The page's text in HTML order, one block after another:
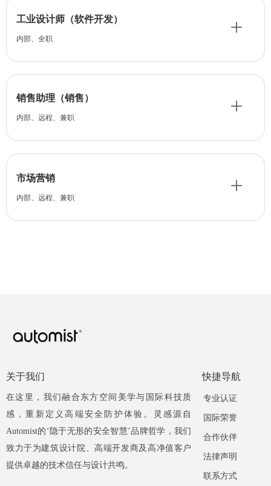
工业设计师（软件开发）
内部、全职
ꄸ
销售助理（销售）
内部、远程、兼职
ꄸ
市场营销
内部、远程、兼职
ꄸ
关于我们
在这里，我们融合东方空间美学与国际科技质
感，重新定义高端安全防护体验。灵感源自
Automist的‘隐于无形的安全智慧’品牌哲学，我们
致力于为建筑设计院、高端开发商及高净值客户
提供卓越的技术信任与设计共鸣。
专业认证
国际荣誉
合作伙伴
法律声明
联系方式
快捷导航